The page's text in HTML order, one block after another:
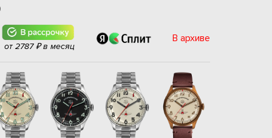
от 2787 ₽ в месяц
В архиве